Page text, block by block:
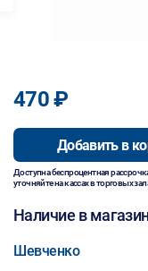
470 ₽
Добавить в
Доступна беспроцентная
уточняйте на кассах в торговых
Наличие в
Шевченко